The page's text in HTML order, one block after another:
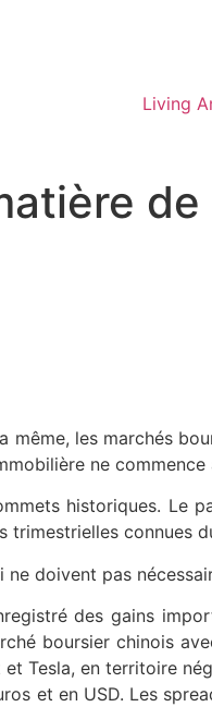
Living
les marchés
ne commence
historiques.
connues
doivent pas
des gains
boursier chinois
Tesla, en territoire
et en USD. Les